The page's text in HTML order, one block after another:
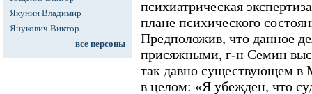
Якунин Владимир
Янукович Виктор
все персоны
психиатрическая
плане психического
Предположив, что данное
присяжными, г-н Семин
так давно существующем в
в целом: «Я убежден, что